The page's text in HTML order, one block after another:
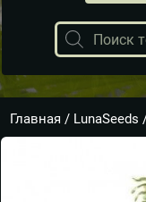
Поиск
товаров
Главная / LunaSeeds